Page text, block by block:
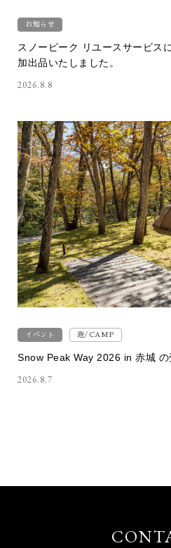
お知らせ
スノーピーク リユースサービス
加出品いたしました。
2026.8.8
イベント 遊/CAMP
Snow Peak Way 2026 in 赤城 の
2026.8.7